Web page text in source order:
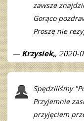
zawsze
Gorąco
Proszę nie
Krzysiek,, 2020-
Spędziliśmy
Przyjemnie
przyjęciem